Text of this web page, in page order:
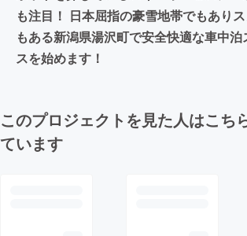
も注目！ 日本屈指の豪雪地帯でもあり
もある新潟県湯沢町で安全快適な車中
スを始めます！
このプロジェクトを見た人はこち
ています